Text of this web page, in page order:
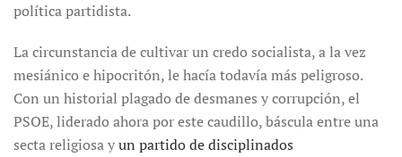
política partidista.
La circunstancia de cultivar un credo socialista, a la vez
mesiánico e hipocritón, le hacía todavía más peligroso.
Con un historial plagado de desmanes y corrupción, el
PSOE, liderado ahora por este caudillo, báscula entre una
secta religiosa yun partido de disciplinados